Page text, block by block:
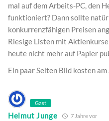
mal auf dem Arbeits-PC, den
funktioniert? Dann sollte
konkurrenzfähigen Preisen
Riesige Listen mit
heute nicht mehr auf Papier
Ein paar Seiten Bild kosten
Gast
Helmut Junge 7 Jahre vor